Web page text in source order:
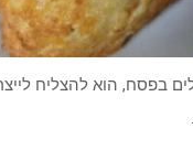
בפסח, הוא להצליח